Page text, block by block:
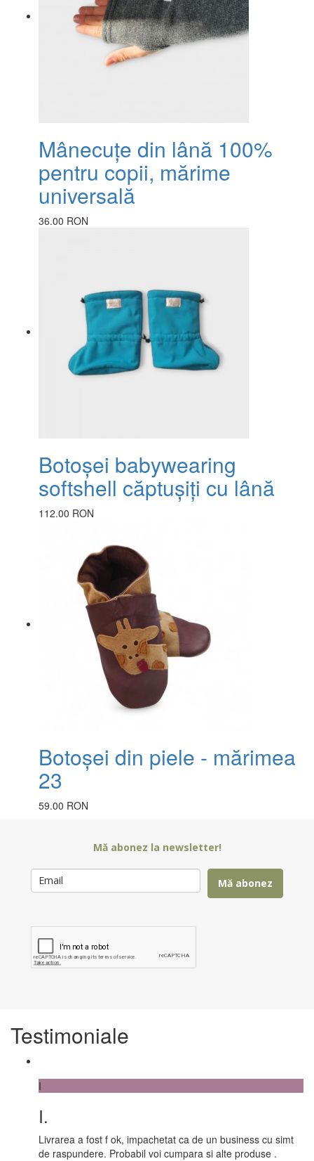
Mânecuțe din lână 100%
pentru copii, mărime
universală
36.00 RON
Botoșei babywearing
softshell căptușiți cu lână
112.00 RON
Botoșei din piele - mărimea
23
59.00 RON
Mă abonez la newsletter!
Mă abonez
Testimoniale
I
I.
Livrarea a fost f ok, impachetat ca de un business cu simt
de raspundere. Probabil voi cumpara si alte produse .